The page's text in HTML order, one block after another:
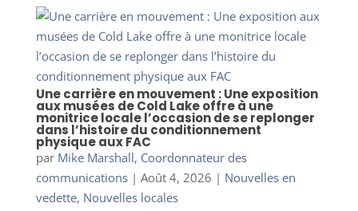
Une carrière en mouvement : Une exposition
aux musées de Cold Lake offre à une
monitrice locale l’occasion de se replonger
dans l’histoire du conditionnement
physique aux FAC
par Mike Marshall, Coordonnateur des
communications| Août 4, 2026 | Nouvelles en
vedette, Nouvelles locales